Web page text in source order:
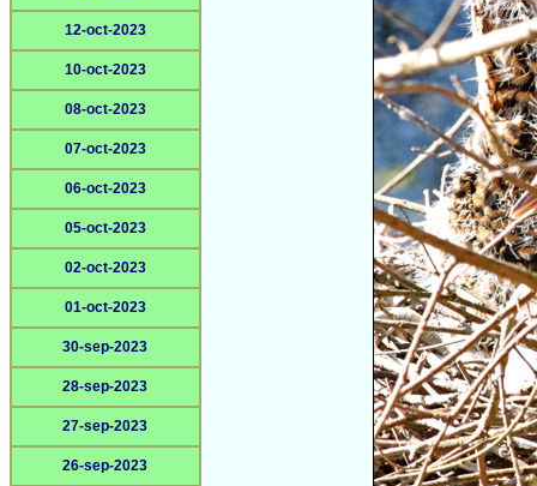
12-oct-2023
10-oct-2023
08-oct-2023
07-oct-2023
06-oct-2023
05-oct-2023
02-oct-2023
01-oct-2023
30-sep-2023
28-sep-2023
27-sep-2023
26-sep-2023